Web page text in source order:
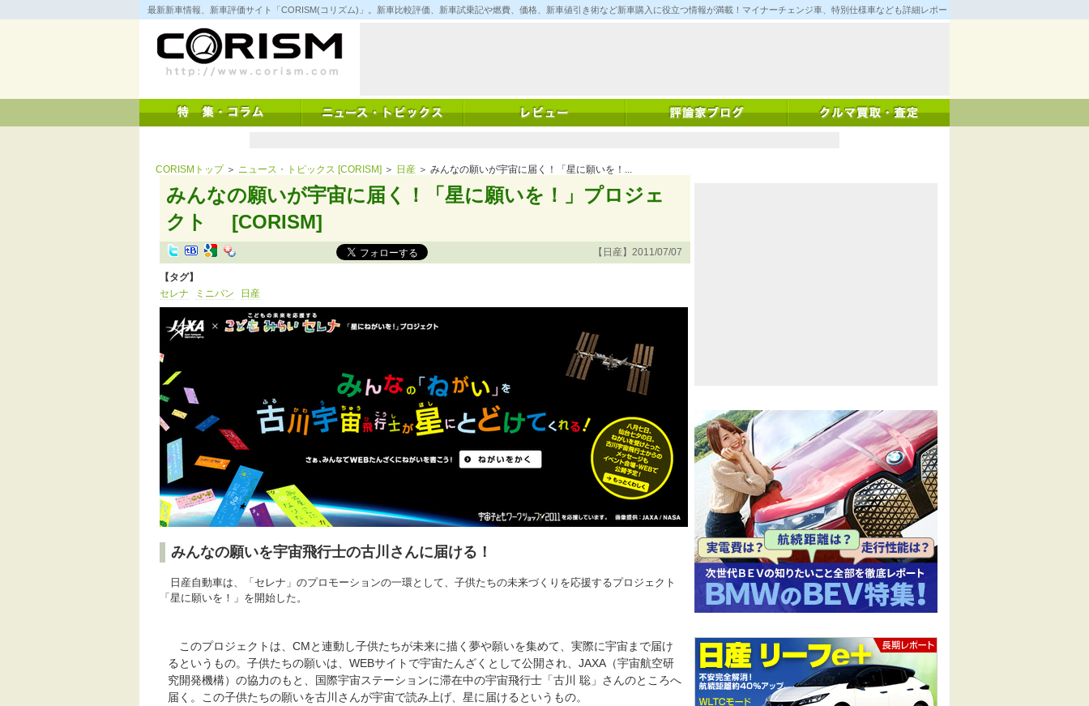
コ
ン
キ
ッ
最新新車情報、新車評価サイト「CORISM(コリズム)」。新車比較評価、新車試乗記や燃費、価格、新車値引き術など新車購入に役立つ情報が満載！マイナーチェンジ車、特別仕様車なども詳細レポート！
CORISMトップ＞ ニュース・トピックス [CORISM] ＞ 日産 ＞ みんなの願いが宇宙に届く！「星に願いを！...
みんなの願いが宇宙に届く！「星に願いを！」プロジェ
クト [CORISM]
【日産】2011/07/07
【タグ】
セレナ
ミニバン 日産
みんなの願いを宇宙飛行士の古川さんに届ける！
日産自動車は、「セレナ」のプロモーションの一環として、子供たちの未来づくりを応援するプロジェクト
「星に願いを！」を開始した。
このプロジェクトは、CMと連動し子供たちが未来に描く夢や願いを集めて、実際に宇宙まで届け
るというもの。子供たちの願いは、WEBサイトで宇宙たんざくとして公開され、JAXA（宇宙航空研
究開発機構）の協力のもと、国際宇宙ステーションに滞在中の宇宙飛行士「古川 聡」さんのところへ
届く。この子供たちの願いを古川さんが宇宙で読み上げ、星に届けるというもの。